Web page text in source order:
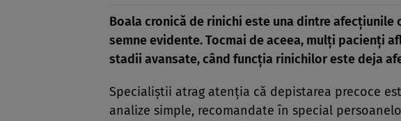
Boala cronică de rinichi este una dintre
semne evidente. Tocmai de aceea, mulți pacienți
stadii avansate, când funcția rinichilor este deja
Specialiștii atrag atenția că depistarea precoce
analize simple, recomandate în special